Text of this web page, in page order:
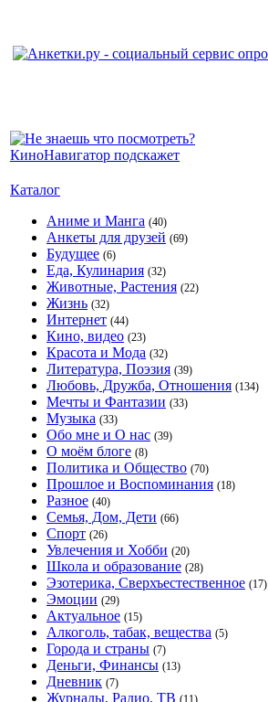
Каталог
Аниме и Манга (40)
Анкеты для друзей (69)
Будущее (6)
Еда, Кулинария (32)
Животные, Растения (22)
Жизнь (32)
Интернет (44)
Кино, видео (23)
Красота и Мода (32)
Литература, Поэзия (39)
Любовь, Дружба, Отношения (134)
Мечты и Фантазии (33)
Музыка (33)
Обо мне и О нас (39)
О моём блоге (8)
Политика и Общество (70)
Прошлое и Воспоминания (18)
Разное (40)
Семья, Дом, Дети (66)
Спорт (26)
Увлечения и Хобби (20)
Школа и образование (28)
Эзотерика, Сверхъестественное (17)
Эмоции (29)
Актуальное (15)
Алкоголь, табак, вещества (5)
Города и страны (7)
Деньги, Финансы (13)
Дневник (7)
Журналы, Радио, ТВ (11)